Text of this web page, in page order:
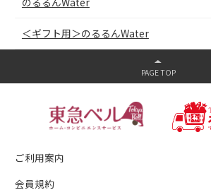
＜ギフト用＞のるるんWater
ご利用案内
会員規約